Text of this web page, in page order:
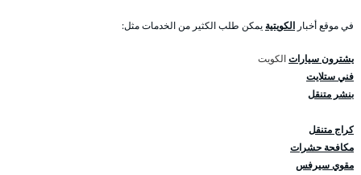
في موقع أخبار الكويتية يمكن طلب الكثير من الخدمات مثل:
يشترون سياراتالكويت
فني ستلايت
بنشر متنقل
كراج متنقل
مكافحة حشرات
مقوي سيرفس